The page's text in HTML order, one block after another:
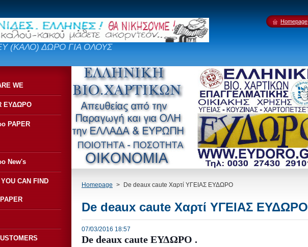
(ΚΑΛΟ) ΔΩΡΟ ΓΙΑ ΟΛΟΥΣ
Homepage > De deaux caute Χαρτί ΥΓΕΙΑΣ ΕΥΔΩΡΟ
De deaux caute Χαρτί ΥΓΕΙΑΣ ΕΥΔΩΡΟ
07/03/2016 18:57
De deaux caute ΕΥΔΩΡΟ .
WE
ΕΥΔΩΡΟ
PAPER
New's
CAN FIND
Homepage